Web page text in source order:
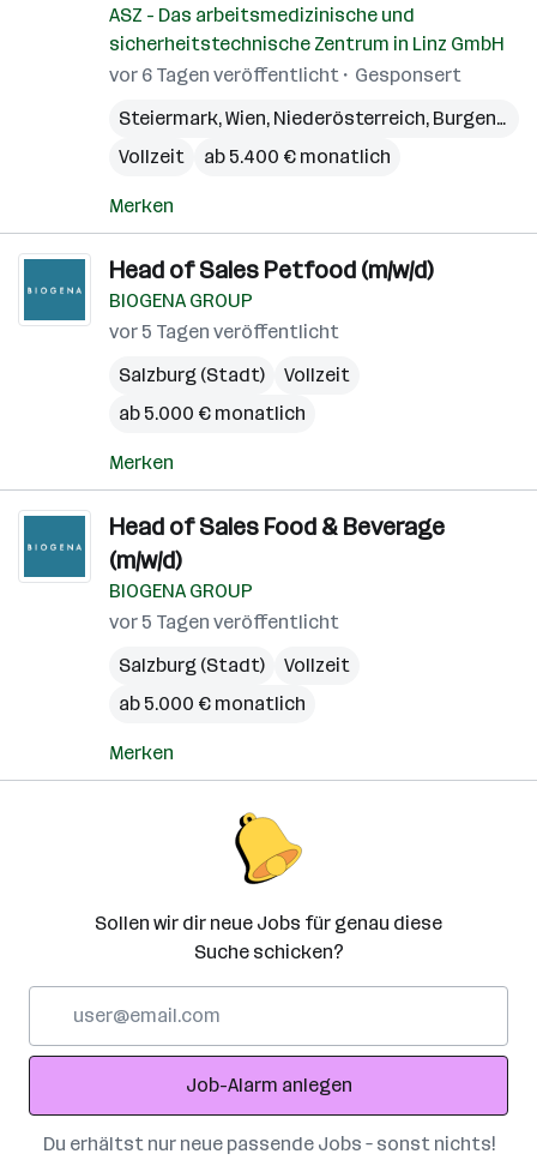
ASZ - Das arbeitsmedizinische und
sicherheitstechnische Zentrum in Linz GmbH
vor 6 Tagen veröffentlicht
Gesponsert
Steiermark,Wien, Niederösterreich, Burgenland
Vollzeit
ab 5.400 € monatlich
Merken
Head of Sales Petfood (m/w/d)
BIOGENA GROUP
vor 5 Tagen veröffentlicht
Salzburg (Stadt)
Vollzeit
ab 5.000 € monatlich
Merken
Head of Sales Food & Beverage
(m/w/d)
BIOGENA GROUP
vor 5 Tagen veröffentlicht
Salzburg (Stadt)
Vollzeit
ab 5.000 € monatlich
Merken
Sollen wir dir neue Jobs für genau diese
Suche schicken?
Adresse
Job-Alarm anlegen
Du erhältst nur neue passende Jobs – sonst nichts!